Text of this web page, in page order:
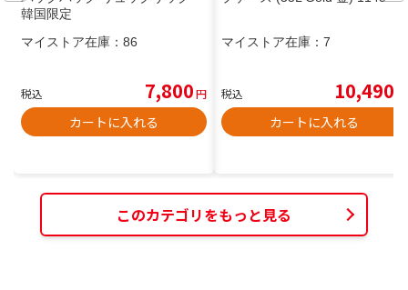
韓国限定
マイストア在庫： 86
税込 7,800円
カートに入れる
マイストア在庫： 7
税込 10,490
カートに入れる
このカテゴリをもっと見る